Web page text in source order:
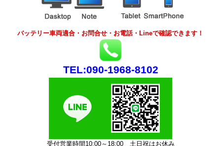
バッテリー車両適合・お問合せ・お電話・Lineで確認できます！
TEL:090-1968-8102
受付営業時間10:00～18:00 土日祝はお休み